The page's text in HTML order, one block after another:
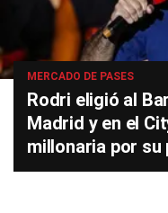
MERCADO DE PASES
Rodri eligió al
Madrid y en el
millonaria por su